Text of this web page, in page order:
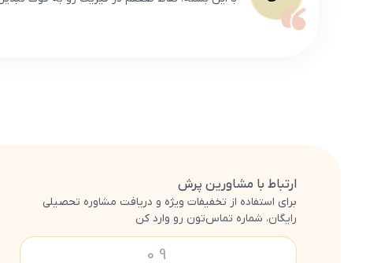
ارتباط با مشاورین پرش
برای استفاده از تخفیفات ویژه و دریافت مشاوره تحصیلی
رایگان، شماره تماس‌تون رو وارد کن